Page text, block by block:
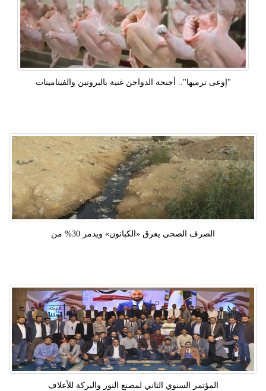
"إوعى ترميها".. أجنحة الدواجن غنية بالبروتين والفيتامينات
الصرف الصحى يغرق «الكبانون» ويدمر 30% من
المؤتمر السنوي الثاني لمصنع النور والبركة للأعلاف